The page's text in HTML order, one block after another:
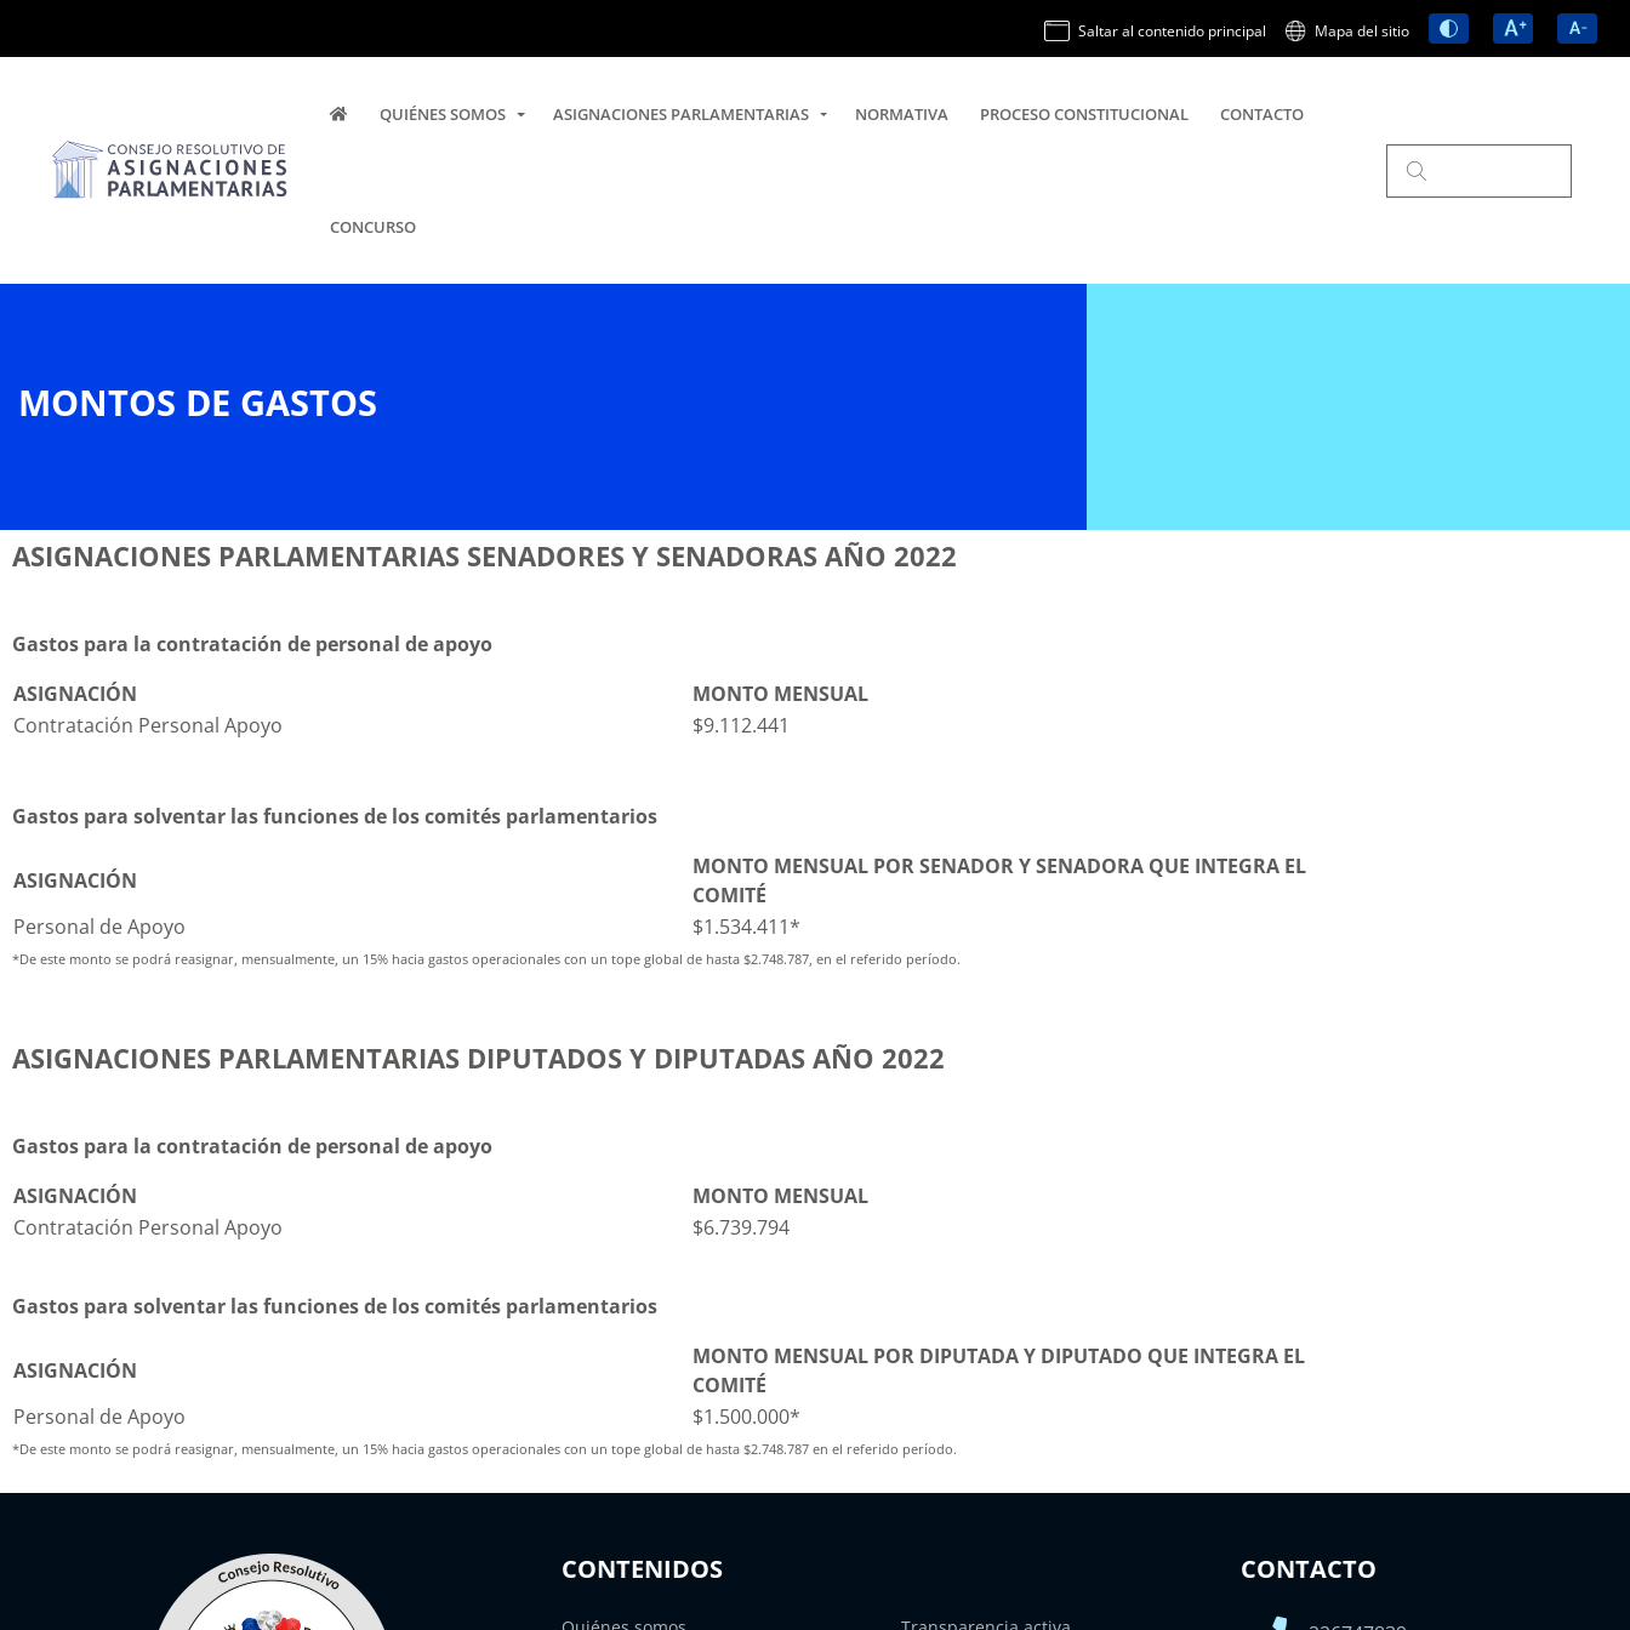
Saltar al contenido principal Mapa del sitio
QUIÉNES SOMOS ASIGNACIONES PARLAMENTARIAS NORMATIVA PROCESO CONSTITUCIONAL CONTACTO
CONCURSO
MONTOS DE GASTOS
ASIGNACIONES PARLAMENTARIAS SENADORES Y SENADORAS AÑO 2022
Gastos para la contratación de personal de apoyo
ASIGNACIÓN
MONTO MENSUAL
Contratación Personal Apoyo
$9.112.441
Gastos para solventar las funciones de los comités parlamentarios
ASIGNACIÓN
MONTO MENSUAL POR SENADOR Y SENADORA QUE INTEGRA EL
COMITÉ
Personal de Apoyo
$1.534.411*
*De este monto se podrá reasignar, mensualmente, un 15% hacia gastos operacionales con un tope global de hasta $2.748.787, en el referido período.
ASIGNACIONES PARLAMENTARIAS DIPUTADOS Y DIPUTADAS AÑO 2022
Gastos para la contratación de personal de apoyo
ASIGNACIÓN
MONTO MENSUAL
Contratación Personal Apoyo
$6.739.794
Gastos para solventar las funciones de los comités parlamentarios
ASIGNACIÓN
MONTO MENSUAL POR DIPUTADA Y DIPUTADO QUE INTEGRA EL
COMITÉ
Personal de Apoyo
$1.500.000*
*De este monto se podrá reasignar, mensualmente, un 15% hacia gastos operacionales con un tope global de hasta $2.748.787 en el referido período.
CONTENIDOS CONTACTO